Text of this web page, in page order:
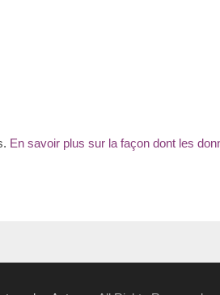
En savoir plus sur la façon dont les